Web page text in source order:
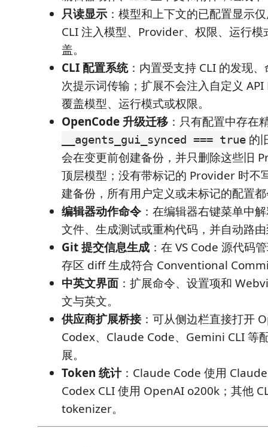
只读显示 ：模型和上下文的已配置显示
CLI 注入模型、Provider、权限、运行模
盖。
CLI 配置系统：内置受支持 CLI 的发现
次提示词传输；扩展不会注入自定义
覆盖模型、运行模式或权限。
OpenCode 升级迁移 ：只有配置中存在
__agents_gui_synced === true 的
会在变更前创建备份，并只删除这些旧
顶层模型；没有带标记的 Provider 时不
建备份，所有用户定义或未标记的配置
编辑器动作命令 ：在编辑器右键菜单中
文件、生成测试或重构代码，并自动路
Git 提交信息生成 ：在 VS Code 源代码
存区 diff 生成符合 Conventional
中英文界面 ：扩展命令、设置项和
文与英文。
供应商扩展桥接：可从侧边栏直接打开
Codex、Claude Code、Gemini CLI 等
展。
Token 统计：Claude Code 使用
Codex CLI 使用 OpenAI o200k；其他
tokenizer。